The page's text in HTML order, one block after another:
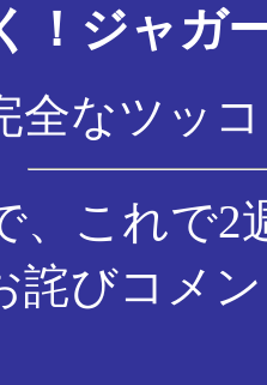
！ジャガ
全なツッ
、これで2
詫びコメ